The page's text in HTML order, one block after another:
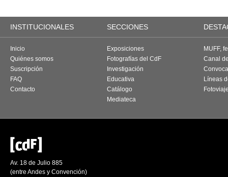
INSTITUCIONALES SECCIONES
Inicio
Quiénes somos
Suscripción
FAQ
Contacto
Exposiciones
Fotografías del CdF
Investigación
Educativa
Catálogo
Mediateca
MUFF,
Canal
Líneas
Av. 18 de Julio 885
(entre Andes y Convención)